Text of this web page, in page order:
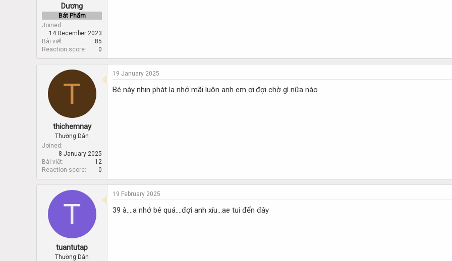
Dương
Bát Phẩm
Joined
14 December 2023
Bài viết
85
Reaction score
0
T
thichemnay
Thường Dân
Joined
8 January 2025
Bài viết
12
Reaction score
0
19 January 2025
Bé này nhin phát la nhớ mãi luôn anh em ơi.đợi chờ gì nữa nào
T
tuantutap
Thường Dân
19 February 2025
39 à....a nhớ bé quá....đợi anh xíu...ae tui đến đây